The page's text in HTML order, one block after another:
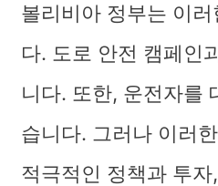
볼리비아 정부는 이
다. 도로 안전 캠페인
니다. 또한, 운전자를
습니다. 그러나 이러
적극적인 정책과 투